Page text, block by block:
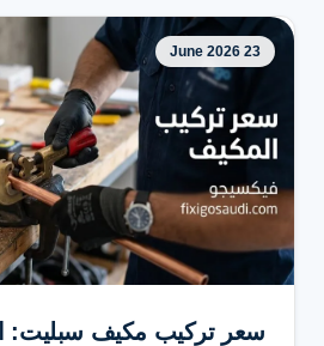
23 June 2026
سعر تركيب مكيف سبليت: